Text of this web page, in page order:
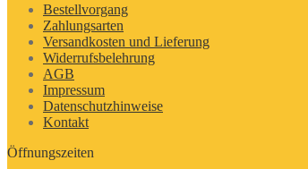
Bestellvorgang
Zahlungsarten
Versandkosten und Lieferung
Widerrufsbelehrung
AGB
Impressum
Datenschutzhinweise
Kontakt
Öffnungszeiten